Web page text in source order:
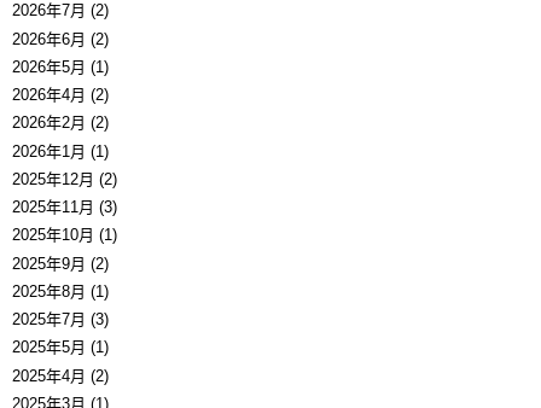
2026年7月 (2)
2026年6月 (2)
2026年5月 (1)
2026年4月 (2)
2026年2月 (2)
2026年1月 (1)
2025年12月 (2)
2025年11月 (3)
2025年10月 (1)
2025年9月 (2)
2025年8月 (1)
2025年7月 (3)
2025年5月 (1)
2025年4月 (2)
2025年3月 (1)